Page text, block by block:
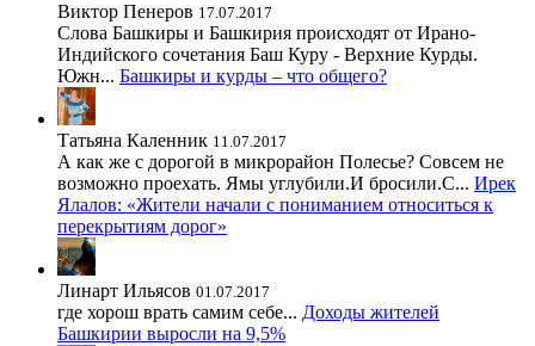
Виктор Пенеров 17.07.2017
Слова Башкиры и Башкирия происходят от Ирано-
Индийского сочетания Баш Куру - Верхние Курды.
Южн... Башкиры и курды – что общего?
Татьяна Каленник 11.07.2017
А как же с дорогой в микрорайон Полесье? Совсем не
возможно проехать. Ямы углубили.И бросили.С... Ирек
Ялалов: «Жители начали с пониманием относиться к
перекрытиям дорог»
Линарт Ильясов 01.07.2017
где хорош врать самим себе... Доходы жителей
Башкирии выросли на 9,5%